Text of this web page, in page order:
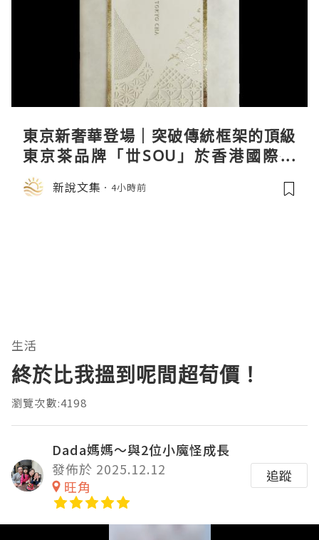
東京新奢華登場｜突破傳統框架的頂級
東京茶品牌「丗SOU」於香港國際茶
展首度亮相
新說文集 4小時前
生活
終於比我搵到呢間超荀價！
瀏覽次數:4198
Dada媽媽～與2位小魔怪成長
發佈於 2025.12.12
旺角
追蹤